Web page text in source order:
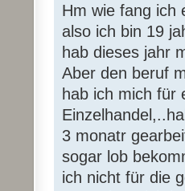
Hm wie fang ich
also ich bin 19
hab dieses jahr
Aber den beruf
hab ich mich für
3 monatr
sogar lob
ich nicht für die